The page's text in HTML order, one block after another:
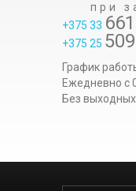
при
+375 33
+375 25
График
Ежедневно c
Без выходных